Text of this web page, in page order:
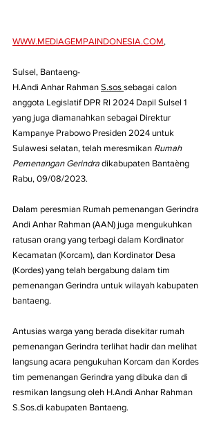
WWW.MEDIAGEMPAINDONESIA.COM,
Sulsel, Bantaeng-
H.Andi Anhar Rahman S.sos sebagai calon
anggota Legislatif DPR RI 2024 Dapil Sulsel 1
yang juga diamanahkan sebagai Direktur
Kampanye Prabowo Presiden 2024 untuk
Sulawesi selatan, telah meresmikan Rumah
Pemenangan Gerindra dikabupaten Bantaèng
Rabu, 09/08/2023.
Dalam peresmian Rumah pemenangan Gerindra
Andi Anhar Rahman (AAN) juga mengukuhkan
ratusan orang yang terbagi dalam Kordinator
Kecamatan (Korcam), dan Kordinator Desa
(Kordes) yang telah bergabung dalam tim
pemenangan Gerindra untuk wilayah kabupaten
bantaeng.
Antusias warga yang berada disekitar rumah
pemenangan Gerindra terlihat hadir dan melihat
langsung acara pengukuhan Korcam dan Kordes
tim pemenangan Gerindra yang dibuka dan di
resmikan langsung oleh H.Andi Anhar Rahman
S.Sos.di kabupaten Bantaeng.